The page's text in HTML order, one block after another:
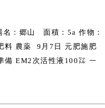
：郷山 面積：5a 作物：
料 農薬 9月7日 元肥施肥
EM2次活性液100㍑ ー